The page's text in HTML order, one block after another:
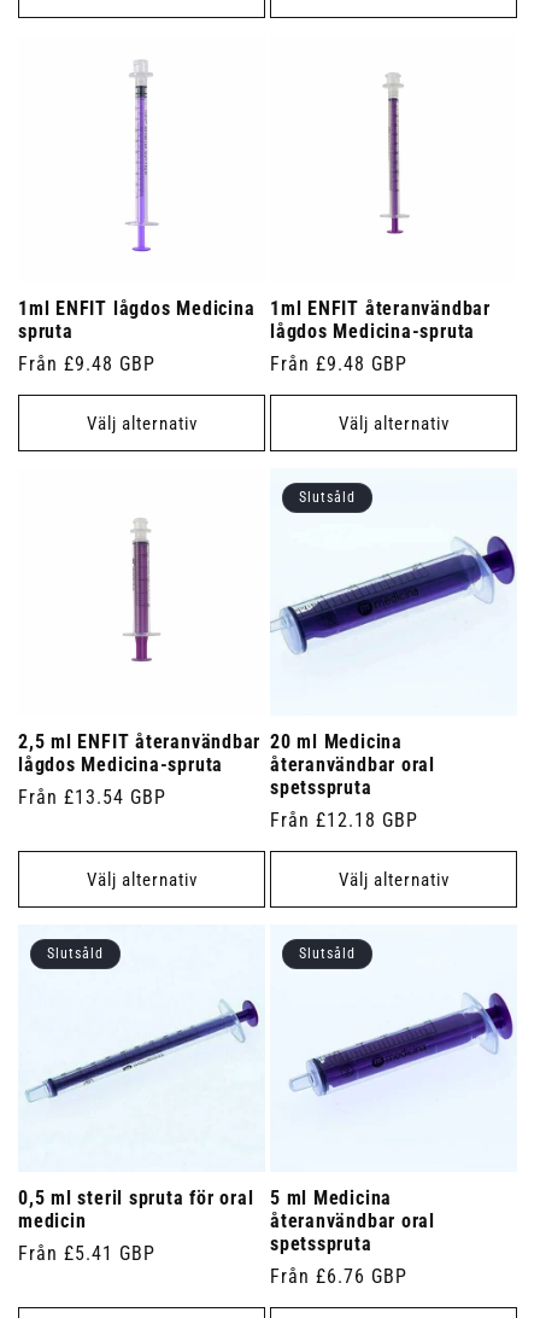
1ml ENFIT lågdos Medicina
spruta
Ordinarie
pris
Från £9.48 GBP
Välj alternativ
1ml ENFIT återanvändbar
lågdos Medicina-spruta
Ordinarie
pris
Från £9.48 GBP
Välj alternativ
2,5 ml ENFIT återanvändbar
lågdos Medicina-spruta
Ordinarie
Från £13.54 GBP
Välj alternativ
Slutsåld
20 ml Medicina
återanvändbar oral
spetsspruta
Ordinarie
pris
Från £12.18 GBP
Välj alternativ
Slutsåld
0,5 ml steril spruta för oral
medicin
Ordinarie
Från £5.41 GBP
Slutsåld
5 ml Medicina
återanvändbar oral
spetsspruta
Ordinarie
pris
Från £6.76 GBP